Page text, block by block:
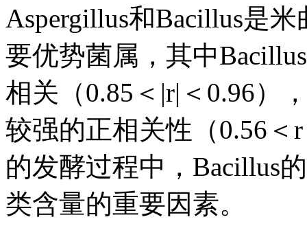
Aspergillus和Bacillus是
要优势菌属，其中
相关（0.85＜|r|＜0.96）
较强的正相关性（0.56
的发酵过程中，Bacillus
类含量的重要因素。